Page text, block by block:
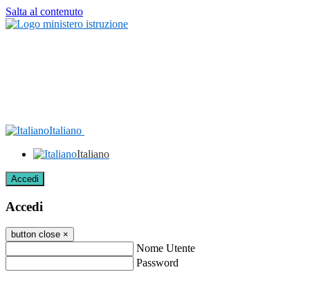
Salta al contenuto
Italiano
Italiano
Accedi
Accedi
button close ×
Nome Utente
Password